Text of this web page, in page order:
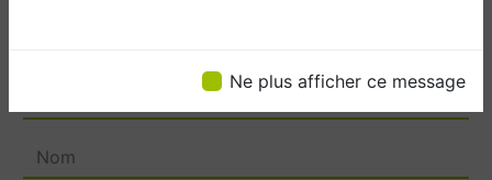
Ne plus afficher ce message